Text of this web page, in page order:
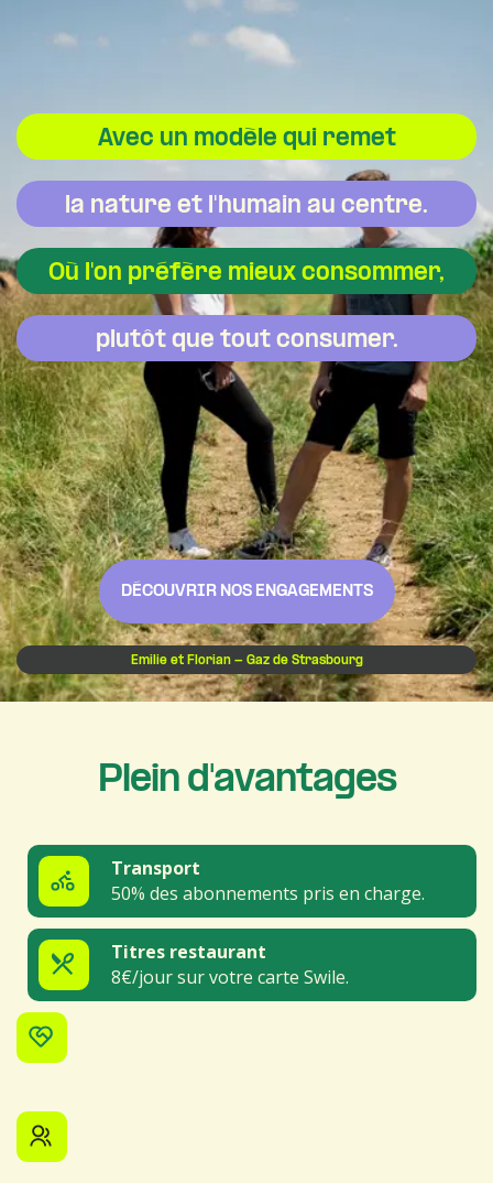
Avec un modèle qui remet
la nature et l'humain au centre.
Où l'on préfère mieux consommer,
plutôt que tout consumer.
DÉCOUVRIR NOS ENGAGEMENTS
Emilie et Florian - Gaz de Strasbourg
Plein d'avantages
Transport
50% des abonnements pris en charge.
Titres restaurant
8€/jour sur votre carte Swile.